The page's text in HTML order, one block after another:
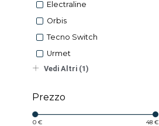
Electraline
Orbis
Tecno Switch
Urmet
Vedi Altri (1)
Prezzo
0 € 48 €